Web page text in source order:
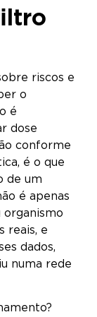
riscos e
o
é
dose
conforme
é o que
de um
é apenas
organismo
reais, e
dados,
numa rede